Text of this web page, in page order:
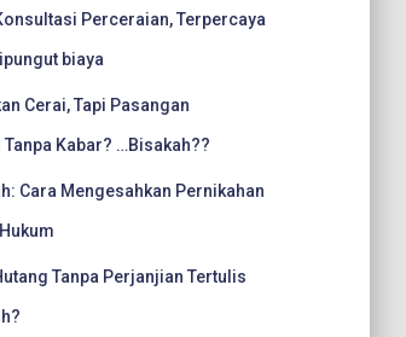
Perceraian, Terpercaya
biaya
Cerai, Tapi Pasangan
Kabar? …Bisakah??
Cara Mengesahkan Pernikahan
Tanpa Perjanjian Tertulis